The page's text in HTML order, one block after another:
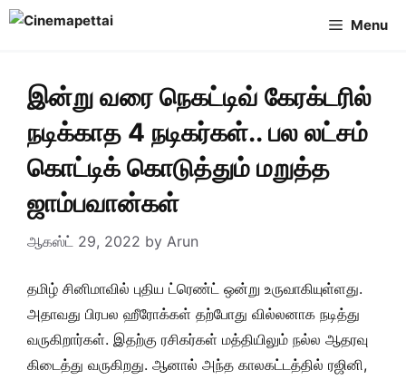
Skip
Menu
இன்று வரை நெகட்டிவ் கேரக்டரில்
நடிக்காத 4 நடிகர்கள்.. பல லட்சம்
கொட்டிக் கொடுத்தும் மறுத்த
ஜாம்பவான்கள்
ஆகஸ்ட் 29, 2022 by Arun
தமிழ் சினிமாவில் புதிய ட்ரெண்ட் ஒன்று உருவாகியுள்ளது.
அதாவது பிரபல ஹீரோக்கள் தற்போது வில்லனாக நடித்து
வருகிறார்கள். இதற்கு ரசிகர்கள் மத்தியிலும் நல்ல ஆதரவு
கிடைத்து வருகிறது. ஆனால் அந்த காலகட்டத்தில் ரஜினி,